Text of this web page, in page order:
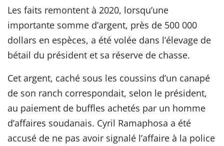
Les faits remontent à 2020, lorsqu’une
importante somme d’argent, près de 500 000
dollars en espèces, a été volée dans l’élevage de
bétail du président et sa réserve de chasse.
Cet argent, caché sous les coussins d’un canapé
de son ranch correspondait, selon le président,
au paiement de buffles achetés par un homme
d’affaires soudanais. Cyril Ramaphosa a été
accusé de ne pas avoir signalé l’affaire à la police